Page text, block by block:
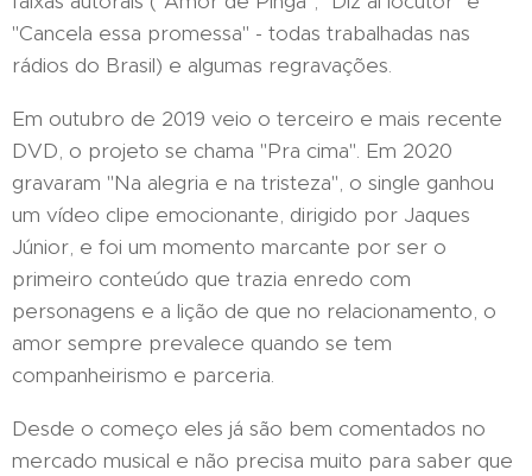
"Cancela essa promessa" - todas trabalhadas nas
rádios do Brasil) e algumas regravações.
Em outubro de 2019 veio o terceiro e mais recente
DVD, o projeto se chama "Pra cima". Em 2020
gravaram "Na alegria e na tristeza", o single ganhou
um vídeo clipe emocionante, dirigido por Jaques
Júnior, e foi um momento marcante por ser o
primeiro conteúdo que trazia enredo com
personagens e a lição de que no relacionamento, o
amor sempre prevalece quando se tem
companheirismo e parceria.
Desde o começo eles já são bem comentados no
mercado musical e não precisa muito para saber que